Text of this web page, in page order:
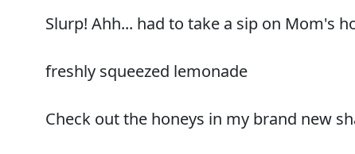
Slurp! Ahh... had to take a sip on Mom's
freshly squeezed lemonade
Check out the honeys in my brand new